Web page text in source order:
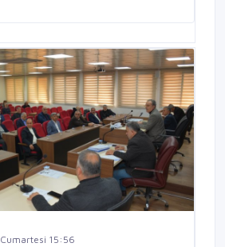
15:56